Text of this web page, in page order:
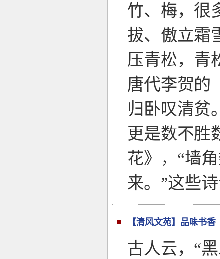
竹、梅，很
拔、傲立霜
压青松，青
唐代李贺的
归卧叹清贫
更是数不胜
花》，“墙
来。”这些
【清风文苑】品味书香
古人云，“